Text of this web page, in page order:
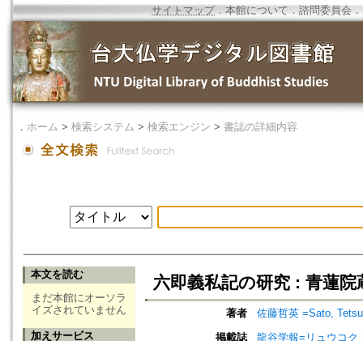
サイトマップ．本館について ． 諮問委員会 ．
． ホーム > 検索システム > 検索エンジン > 書誌の詳細内容
本文を読む
まだ本館にオーソラ
イズされていません
加えサービス
六即義私記の研究 : 青蓮
著者
佐藤哲英 =Sato,
掲載誌
龍谷学報=リュウコク